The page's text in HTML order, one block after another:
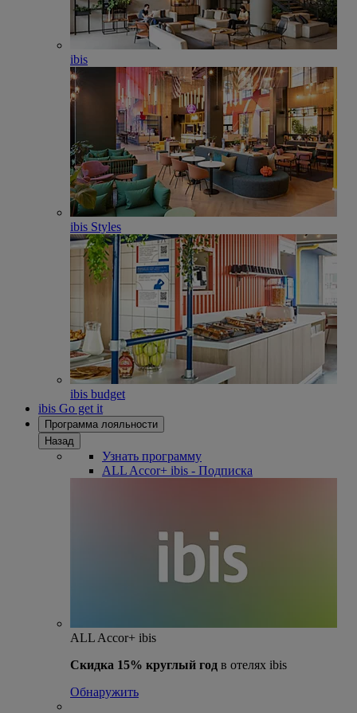
ibis
ibis Styles
ibis budget
ibis Go get it
Программа лояльности
Назад
Узнать программу
ALL Accor+ ibis - Подписка
ALL Accor+ ibis
Скидка 15% круглый год в отелях ibis
Обнаружить